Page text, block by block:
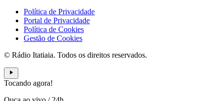
Política de Privacidade
Portal de Privacidade
Política de Cookies
Gestão de Cookies
© Rádio Itatiaia. Todos os direitos reservados.
Tocando agora!